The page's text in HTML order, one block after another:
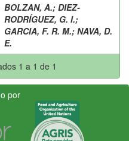
BOLZAN, A.; DIEZ-
RODRÍGUEZ, G. I.;
GARCIA, F. R. M.; NAVA, D.
E.
1 a 1 de 1
por